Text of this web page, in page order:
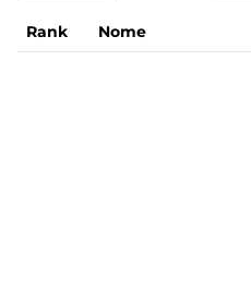
Rank Nome